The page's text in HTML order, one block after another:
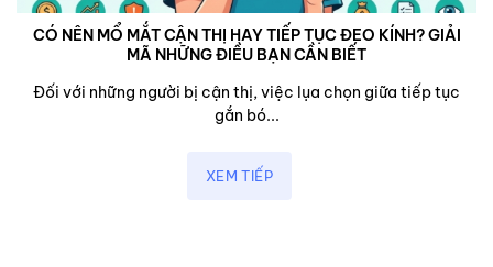
CÓ NÊN MỔ MẮT CẬN THỊ HAY TIẾP TỤC ĐEO KÍNH? GIẢI
MÃ NHỮNG ĐIỀU BẠN CẦN BIẾT
Đối với những người bị cận thị, việc lụa chọn giữa tiếp tục
gắn bó...
XEM TIẾP